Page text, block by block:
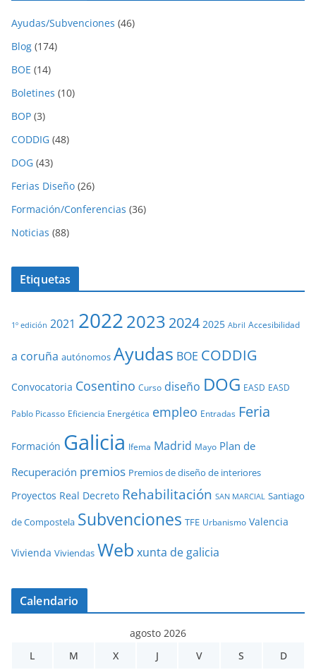
Ayudas/Subvenciones (46)
Blog (174)
BOE (14)
Boletines (10)
BOP (3)
CODDIG (48)
DOG (43)
Ferias Diseño (26)
Formación/Conferencias (36)
Noticias (88)
Etiquetas
1º edición 2021 20222023 2024 2025 Abril Accesibilidad
a coruña autónomos Ayudas BOE CODDIG
Convocatoria Cosentino Curso diseño DOG EASD EASD
Pablo Picasso Eficiencia Energética empleo Entradas Feria
Formación Galicia Ifema Madrid Mayo Plan de
Recuperación premios Premios de diseño de interiores
Proyectos Real Decreto Rehabilitación SAN MARCIAL Santiago
de Compostela Subvenciones TFE Urbanismo Valencia
Vivienda Viviendas Web xunta de galicia
Calendario
agosto 2026
L
M X J V S D